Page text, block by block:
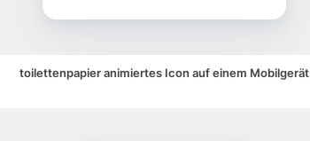
toilettenpapier animiertes Icon auf einem Mobilgerät